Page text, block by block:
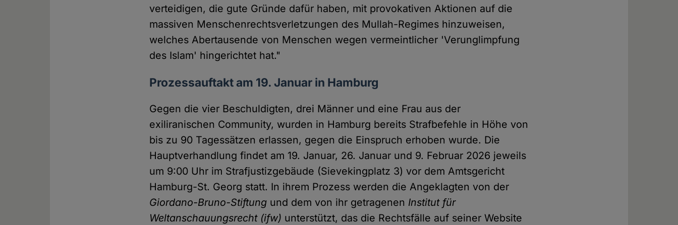
verteidigen, die gute Gründe dafür haben, mit provokativen Aktionen auf die
massiven Menschenrechtsverletzungen des Mullah-Regimes hinzuweisen,
welches Abertausende von Menschen wegen vermeintlicher 'Verunglimpfung
des Islam' hingerichtet hat."
Prozessauftakt am 19. Januar in Hamburg
Gegen die vier Beschuldigten, drei Männer und eine Frau aus der
exiliranischen Community, wurden in Hamburg bereits Strafbefehle in Höhe von
bis zu 90 Tagessätzen erlassen, gegen die Einspruch erhoben wurde. Die
Hauptverhandlung findet am 19. Januar, 26. Januar und 9. Februar 2026 jeweils
um 9:00 Uhr im Strafjustizgebäude (Sievekingplatz 3) vor dem Amtsgericht
Hamburg-St. Georg statt. In ihrem Prozess werden die Angeklagten von der
Giordano-Bruno-Stiftung und dem von ihr getragenen Institut für
Weltanschauungsrecht (ifw) unterstützt, das die Rechtsfälle auf seiner Website